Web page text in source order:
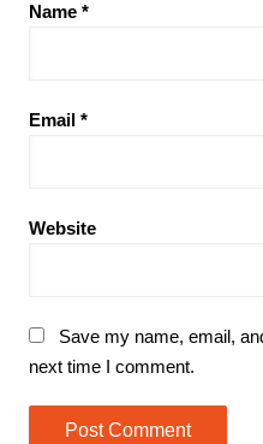
Name *
Email *
Website
Save my name, email,
next time I comment.